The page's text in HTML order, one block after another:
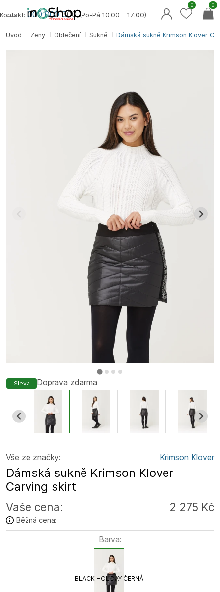
Úvod Ženy Oblečení Sukně Dámská sukně Krimson Klover
Sleva
Vše ze značky: Krimson Klover
Dámská sukně Krimson Klover
Carving skirt
Vaše cena: 2 275 Kč
Běžná cena:
Barva:
BLACK HOLIDAY ČERNÁ
Doprava zdarma
Kontakt: 000 000 000(Po-Pá 10:00 – 17:00)
0
0